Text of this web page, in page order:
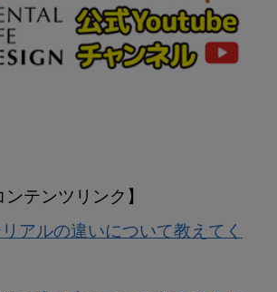
アルの違いについて教えてく